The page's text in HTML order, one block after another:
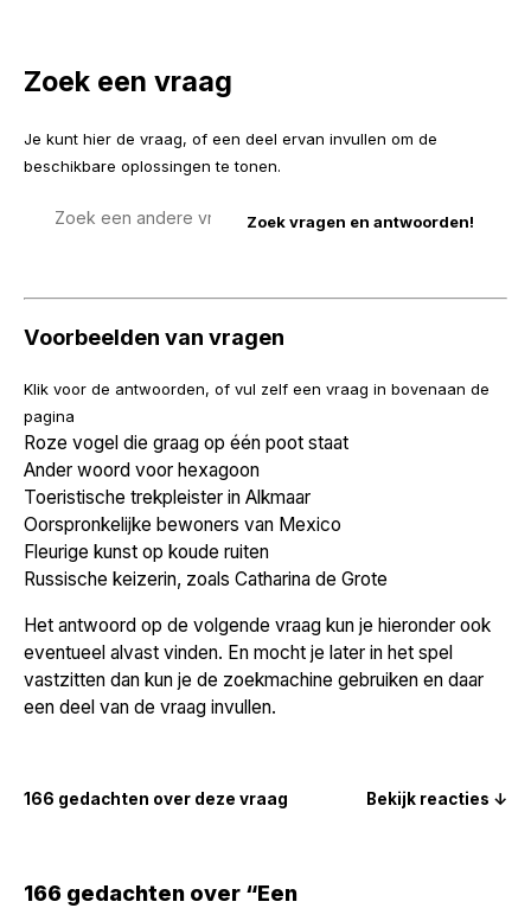
Zoek een vraag
Je kunt hier de vraag, of een deel ervan invullen om de
beschikbare oplossingen te tonen.
Voorbeelden van vragen
Klik voor de antwoorden, of vul zelf een vraag in bovenaan de
pagina
Roze vogel die graag op één poot staat
Ander woord voor hexagoon
Toeristische trekpleister in Alkmaar
Oorspronkelijke bewoners van Mexico
Fleurige kunst op koude ruiten
Russische keizerin, zoals Catharina de Grote
Het antwoord op de volgende vraag kun je hieronder ook
eventueel alvast vinden. En mocht je later in het spel
vastzitten dan kun je de zoekmachine gebruiken en daar
een deel van de vraag invullen.
166 gedachten over deze vraag Bekijk reacties ↓
166 gedachten over “Een